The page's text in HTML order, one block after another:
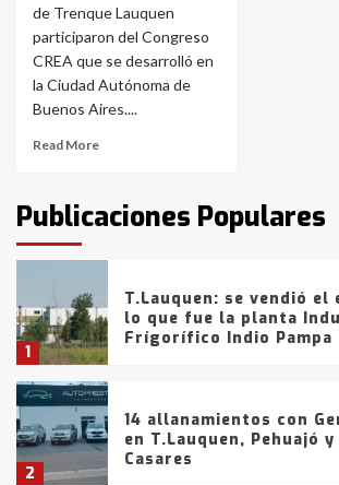
de Trenque Lauquen
participaron del Congreso
CREA que se desarrolló en
la Ciudad Autónoma de
Buenos Aires....
Read More
Publicaciones Populares
6
La Bolsa de Cereales de
Blanca anticipa que
con lluvias y heladas,
fueron detenidos por
comercialización de
tarde del sábado
1
T.Lauquen: se vendió el
lo que fue la planta
Frígorífico Indio Pampa
2
14 allanamientos con
en T.Lauquen, Pehuajó
Casares